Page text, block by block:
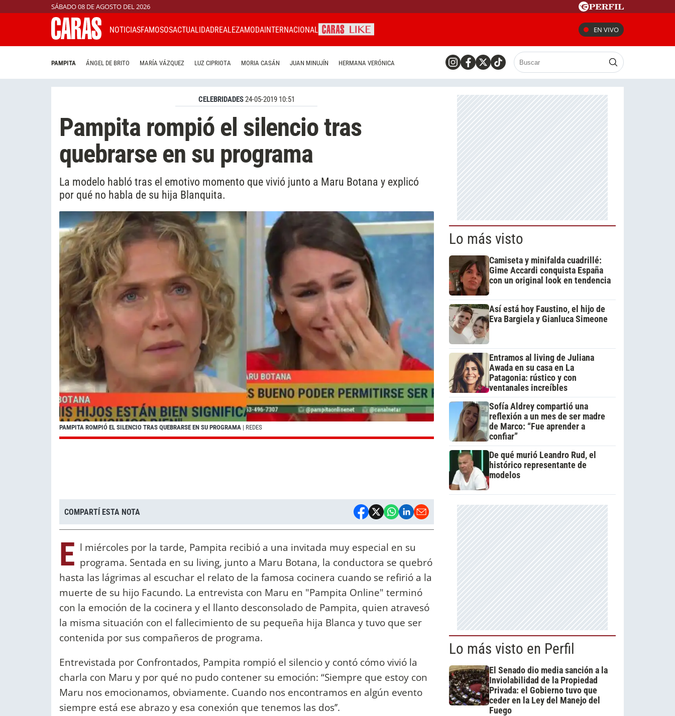
SÁBADO 08 DE AGOSTO DEL 2026
NOTICIASFAMOSOSACTUALIDADREALEZAMODAINTERNACIONAL EN VIVO
PAMPITA ÁNGEL DE BRITO MARÍA VÁZQUEZ LUZ CIPRIOTA MORIA CASÁN JUAN MINUJÍN HERMANA VERÓNICA
CELEBRIDADES24-05-2019 10:51
Pampita rompió el silencio tras
quebrarse en su programa
La modelo habló tras el emotivo momento que vivió junto a Maru Botana y explicó
por qué no habla de su hija Blanquita.
PAMPITA ROMPIÓ EL SILENCIO TRAS QUEBRARSE EN SU PROGRAMA | REDES
COMPARTÍ ESTA NOTA
E l miércoles por la tarde, Pampita recibió a una invitada muy especial en su
programa. Sentada en su living, junto a Maru Botana, la conductora se quebró
hasta las lágrimas al escuchar el relato de la famosa cocinera cuando se refirió a la
muerte de su hijo Facundo. La entrevista con Maru en "Pampita Online" terminó
con la emoción de la cocinera y el llanto desconsolado de Pampita, quien atravesó
la misma situación con el fallecimiento de su pequeña hija Blanca y tuvo que ser
contenida por sus compañeros de programa.
Entrevistada por Confrontados, Pampita rompió el silencio y contó cómo vivió la
charla con Maru y por qué no pudo contener su emoción: “Siempre que estoy con
Maru nos emocionamos, obviamente. Cuando nos encontramos en algún evento
siempre está ese abrazo y esa conexión que tenemos las dos’’.
Lo más visto
Camiseta y minifalda cuadrillé:
Gime Accardi conquista España
con un original look en tendencia
Así está hoy Faustino, el hijo de
Eva Bargiela y Gianluca Simeone
Entramos al living de Juliana
Awada en su casa en La
Patagonia: rústico y con
ventanales increíbles
Sofía Aldrey compartió una
reflexión a un mes de ser madre
de Marco: “Fue aprender a
confiar”
De qué murió Leandro Rud, el
histórico representante de
modelos
Lo más visto en Perfil
El Senado dio media sanción a la
Inviolabilidad de la Propiedad
Privada: el Gobierno tuvo que
ceder en la Ley del Manejo del
Fuego